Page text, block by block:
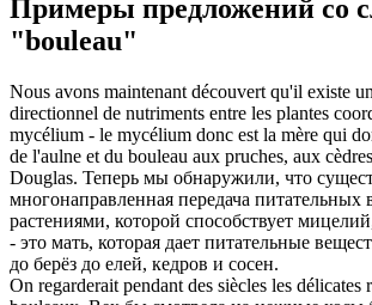
Примеры предложений со
"bouleau"
Nous avons maintenant découvert qu'il existe
directionnel de nutriments entre les plantes
mycélium - le mycélium donc est la mère qui
de l'aulne et du bouleau aux pruches, aux
Douglas. Теперь мы обнаружили, что
многонаправленная передача питательных
растениями, которой способствует
- это мать, которая дает питательные
до берёз до елей, кедров и сосен.
On regarderait pendant des siècles les délicates